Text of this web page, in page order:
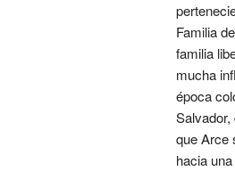
Familia
familia
mucha
época
que Arce
hacia